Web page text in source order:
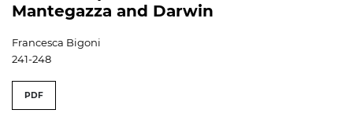
Mantegazza and Darwin
Francesca Bigoni
241-248
PDF